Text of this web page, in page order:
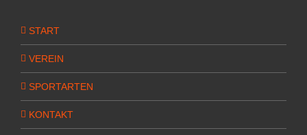
START
VEREIN
SPORTARTEN
KONTAKT